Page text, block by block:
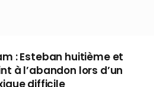
: Esteban huitième et
à l’abandon lors d’un
difficile